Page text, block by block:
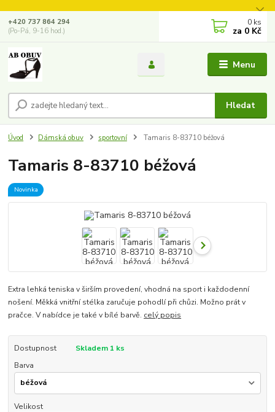
Menu
Hledat
+420 737 864 294
(Po-Pá, 9-16 hod.)
0 ks
za 0 Kč
Úvod Dámská obuv sportovní Tamaris 8-83710 béžová
Tamaris 8-83710 béžová
Novinka
Extra lehká teniska v širším provedení, vhodná na sport i každodenní
nošení. Měkká vnitřní stélka zaručuje pohodlí při chůzi. Možno prát v
pračce. V nabídce je také v bílé barvě. celý popis
Dostupnost
Skladem 1 ks
Barva
Velikost